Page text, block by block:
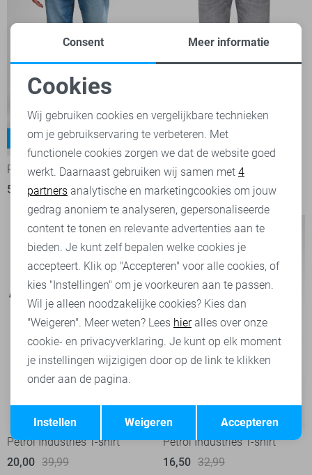
Russel -15%
Petrol Industries Jeans
50,95 59,99
Starling
Petrol Industries Jeans
69,99
Petrol Industries T-shirt
20,00 39,99
Petrol Industries T-shirt
16,50 32,99
Noodzakelijke cookies
Personalisatie cookies
Analytische cookies
Marketing cookies
Terug Opslaan
Consent Meer informatie
Cookies
Wij gebruiken cookies en vergelijkbare technieken
om je gebruikservaring te verbeteren. Met
functionele cookies zorgen we dat de website goed
werkt. Daarnaast gebruiken wij samen met 4
partners analytische en marketingcookies om jouw
gedrag anoniem te analyseren, gepersonaliseerde
content te tonen en relevante advertenties aan te
bieden. Je kunt zelf bepalen welke cookies je
accepteert. Klik op "Accepteren" voor alle cookies, of
kies "Instellingen" om je voorkeuren aan te passen.
Wil je alleen noodzakelijke cookies? Kies dan
"Weigeren". Meer weten? Lees hieralles over onze
cookie- en privacyverklaring. Je kunt op elk moment
je instellingen wijzigigen door op de link te klikken
onder aan de pagina.
Accepteren
Weigeren
Instellen